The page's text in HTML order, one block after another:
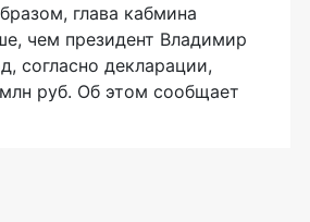
глава кабмина
чем президент Владимир
согласно декларации,
руб. Об этом сообщает